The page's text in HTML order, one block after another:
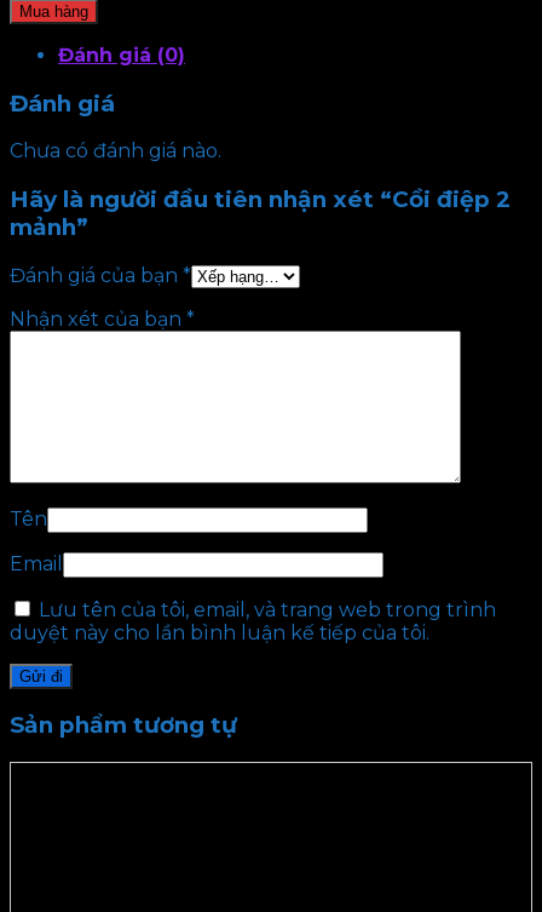
Mua hàng
Đánh giá (0)
Đánh giá
Chưa có đánh giá nào.
Hãy là người đầu tiên nhận xét “Cồi điệp 2
mảnh”
Đánh giá của bạn *
Nhận xét của bạn *
Tên
Email
Lưu tên của tôi, email, và trang web trong trình
duyệt này cho lần bình luận kế tiếp của tôi.
Sản phẩm tương tự